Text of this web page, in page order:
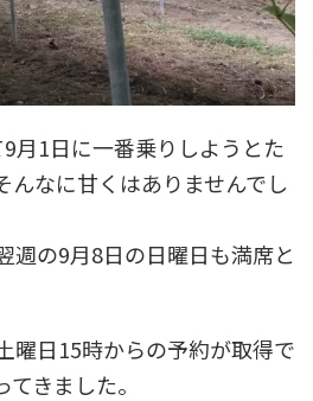
月1日に一番乗りしようとた
んなに甘くはありませんでし
週の9月8日の日曜日も満席と
曜日15時からの予約が取得で
きました。